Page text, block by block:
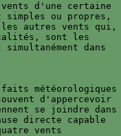
d'une certaine
ou propres,
autres vents qui,
sont les
dans
météorologiques
d'appercevoir
se joindre dans
directe capable
vents